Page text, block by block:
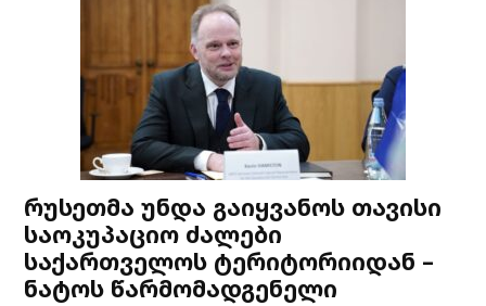
რუსეთმა უნდა გაიყვანოს თავისი
საოკუპაციო ძალები
საქართველოს ტერიტორიიდან –
ნატოს წარმომადგენელი